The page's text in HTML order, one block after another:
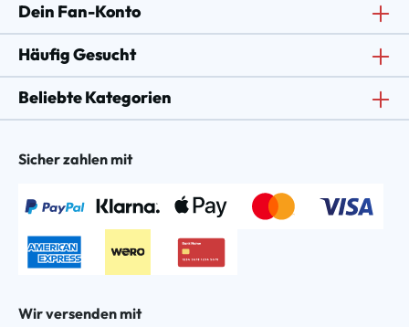
Dein Fan-Konto
Häufig Gesucht
Beliebte Kategorien
Sicher zahlen mit
Wir versenden mit